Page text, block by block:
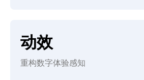
动效
重构数字体验感知